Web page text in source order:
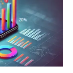
測下一個字詞
過程如
入的提示
的詞彙，然後將
整的句子或段
在海量文本數據